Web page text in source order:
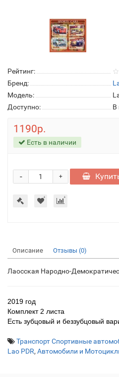
Рейтинг:
Бренд:
Модель:
Доступно:
В
1190р.
Есть в наличии
+
-
Описание Отзывы (0)
Лаосская Народно-
2019 год
Комплект 2 листа
Есть зубцовый и беззубцовый
Транспорт Спортивные
Lao PDR, Автомобили и